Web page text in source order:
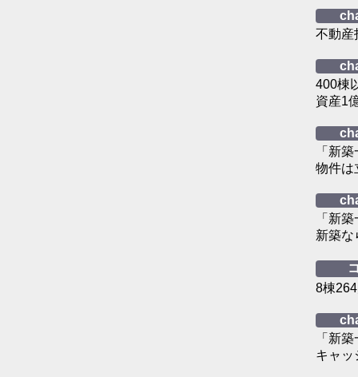
不動産
400棟
資産1
「新
物件は
「新
新築な
8棟
「新
キャッ